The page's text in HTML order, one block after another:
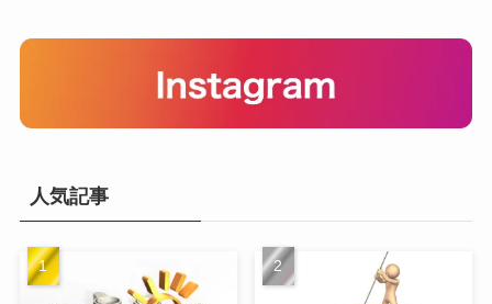
人気記事